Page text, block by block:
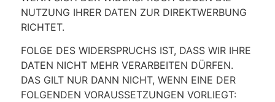
NUTZUNG IHRER DATEN ZUR DIREKTWERBUNG
RICHTET.
FOLGE DES WIDERSPRUCHS IST, DASS WIR IHRE
DATEN NICHT MEHR VERARBEITEN DÜRFEN.
DAS GILT NUR DANN NICHT, WENN EINE DER
FOLGENDEN VORAUSSETZUNGEN VORLIEGT: